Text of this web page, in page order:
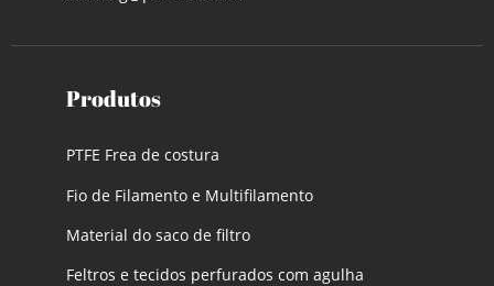
Produtos
PTFE Frea de costura
Fio de Filamento e Multifilamento
Material do saco de filtro
Feltros e tecidos perfurados com agulha